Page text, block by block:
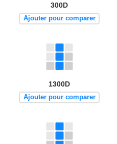
300D
Ajouter pour comparer
1300D
Ajouter pour comparer